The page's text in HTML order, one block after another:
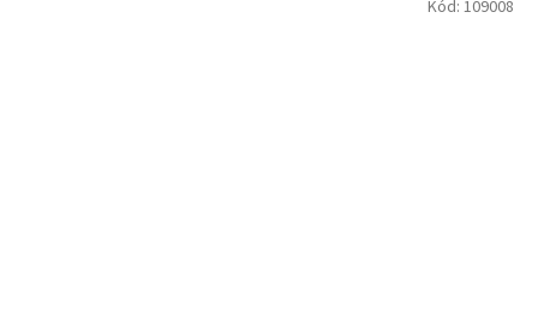
Kód: 109008